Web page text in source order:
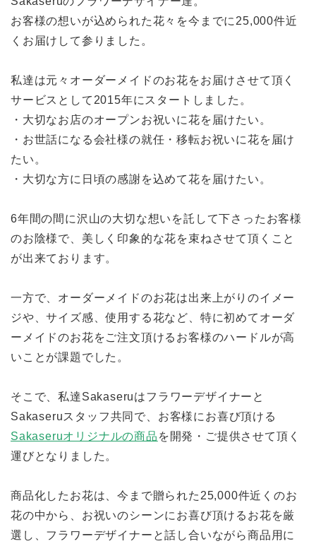
お客様の想いが込められた花々を今までに25,000件近
くお届けして参りました。
私達は元々オーダーメイドのお花をお届けさせて頂く
サービスとして2015年にスタートしました。
・大切なお店のオープンお祝いに花を届けたい。
・お世話になる会社様の就任・移転お祝いに花を届け
たい。
・大切な方に日頃の感謝を込めて花を届けたい。
6年間の間に沢山の大切な想いを託して下さったお客様
のお陰様で、美しく印象的な花を束ねさせて頂くこと
が出来ております。
一方で、オーダーメイドのお花は出来上がりのイメー
ジや、サイズ感、使用する花など、特に初めてオーダ
ーメイドのお花をご注文頂けるお客様のハードルが高
いことが課題でした。
そこで、私達Sakaseruはフラワーデザイナーと
Sakaseruスタッフ共同で、お客様にお喜び頂ける
Sakaseruオリジナルの商品 を開発・ご提供させて頂く
運びとなりました。
商品化したお花は、今まで贈られた25,000件近くのお
花の中から、お祝いのシーンにお喜び頂けるお花を厳
選し、フラワーデザイナーと話し合いながら商品用に